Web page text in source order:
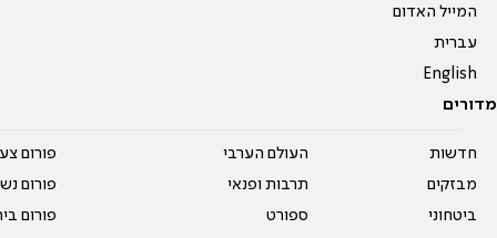
המייל האדום
עברית
English
מדורים
חדשות
מבזקים
ביטחוני
העולם הערבי
תרבות ופנאי
ספורט
פורום
פורום
פורום